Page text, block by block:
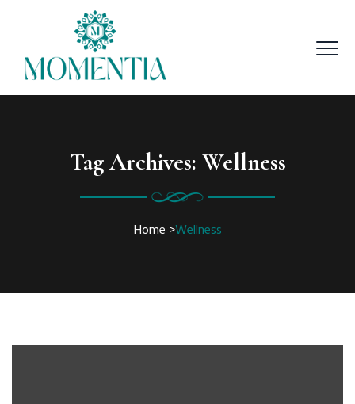
Tag Archives: Wellness
Home >Wellness